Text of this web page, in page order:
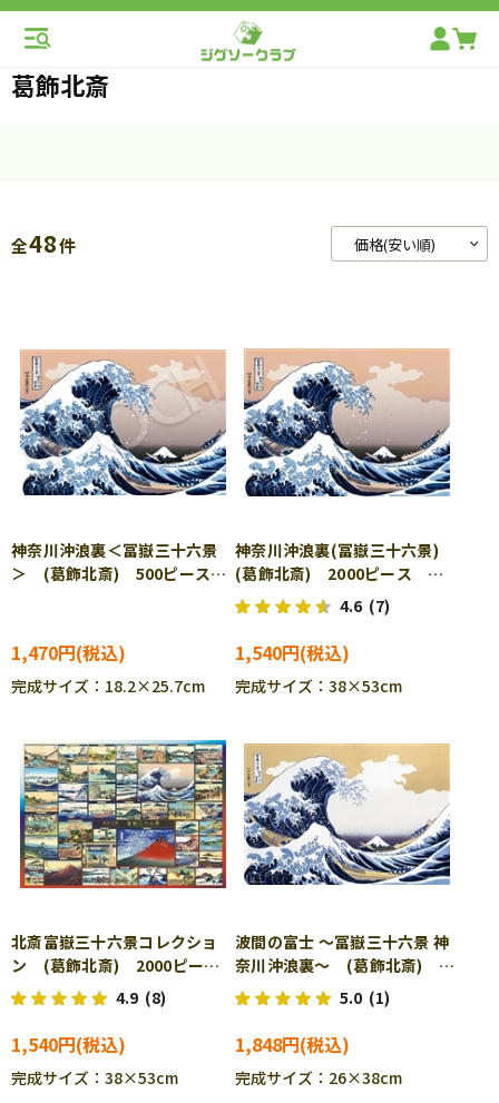
葛飾北斎
全48件
神奈川沖浪裏＜冨嶽三十六景
＞ (葛飾北斎) 500ピース
1,470円
完成サイズ：18.2×25.7cm
神奈川沖浪裏(冨嶽三十六景)
(葛飾北斎) 2000ピース ジ
グソーパズル EPO-54-005
4.6 (7)
1,540円
完成サイズ：38×53cm
北斎富嶽三十六景コレクショ
ン (葛飾北斎) 2000ピー
ス ジグソーパズル EPO-54-
016
4.9 (8)
1,540円
完成サイズ：38×53cm
波間の富士 ～冨嶽三十六景 神
奈川沖浪裏～ (葛飾北斎)
1000ピース ジグソーパズ
ル BEV-1000M-029
5.0 (1)
1,848円
完成サイズ：26×38cm